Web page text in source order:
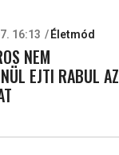
16:13 Életmód
NEM
EJTI RABUL AZ